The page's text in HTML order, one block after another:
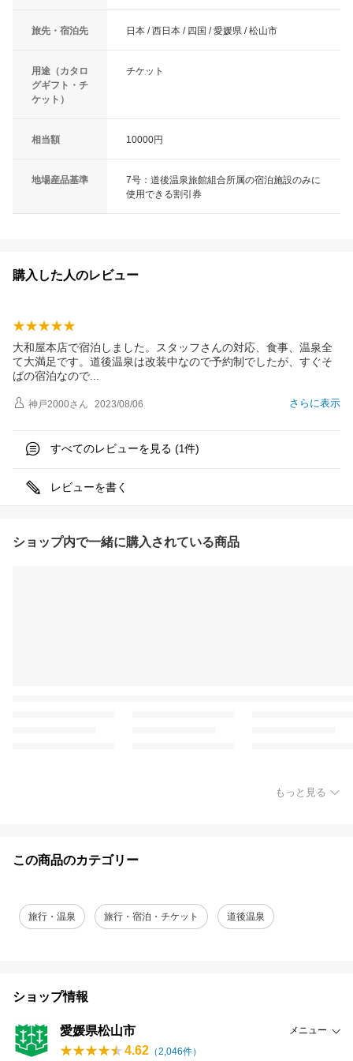
旅先・宿泊先 日本 / 西日本 / 四国 / 愛媛県 / 松山市
用途（カタロ
グギフト・チ
ケット）
チケット
相当額 10000円
地場産品基準
7号：道後温泉旅館組合所属の宿泊施設のみに
使用できる割引券
購入した人のレビュー
大和屋本店で宿泊しました。スタッフさんの対応、食事、温泉全
て大満足です。道後温泉は改装中なので予約制でしたが、すぐそ
ばの宿泊なので
さらに表示
神戸2000さん 2023/08/06
すべてのレビューを見る (1件)
レビューを書く
ショップ内で一緒に購入されている商品
もっと見る
この商品のカテゴリー
旅行・温泉 旅行・宿泊・チケット 道後温泉
ショップ情報
愛媛県松山市 メニュー
4.62 （2,046件）